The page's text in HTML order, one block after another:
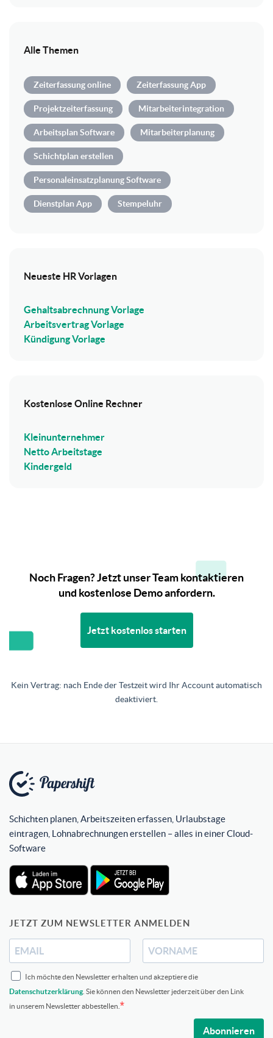
Alle Themen
Zeiterfassung online Zeiterfassung App
Projektzeiterfassung Mitarbeiterintegration
Arbeitsplan Software Mitarbeiterplanung
Schichtplan erstellen
Personaleinsatzplanung Software
Dienstplan App Stempeluhr
Neueste HR Vorlagen
Gehaltsabrechnung Vorlage
Arbeitsvertrag Vorlage
Kündigung Vorlage
Kostenlose Online Rechner
Kleinunternehmer
Netto Arbeitstage
Kindergeld
Noch Fragen? Jetzt unser Team kontaktieren
und kostenlose Demo anfordern.
Jetzt kostenlos starten
Kein Vertrag: nach Ende der Testzeit wird Ihr Account automatisch
deaktiviert.
Schichten planen, Arbeitszeiten erfassen, Urlaubstage
eintragen, Lohnabrechnungen erstellen – alles in einer Cloud-
Software
JETZT ZUM NEWSLETTER ANMELDEN
Ich möchte den Newsletter erhalten und akzeptiere die
Datenschutzerklärung . Sie können den Newsletter jederzeit über den Link
in unserem Newsletter abbestellen.
Abonnieren